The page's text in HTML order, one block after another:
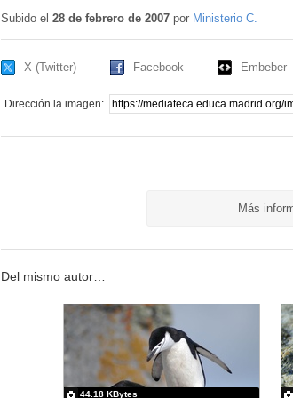
educativo
Subido el 28 de febrero de 2007por Ministerio C.
X (Twitter) Facebook Embeber
Dirección la imagen:
Más
Del mismo autor…
44.18 KBytes